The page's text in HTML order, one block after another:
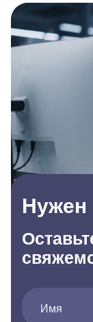
Нужен
Имя